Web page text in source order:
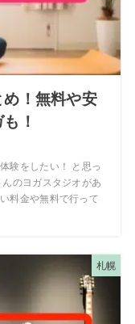
！無料や安
！
験をしたい！ と思っ
のヨガスタジオがあ
料金や無料で行って
札幌